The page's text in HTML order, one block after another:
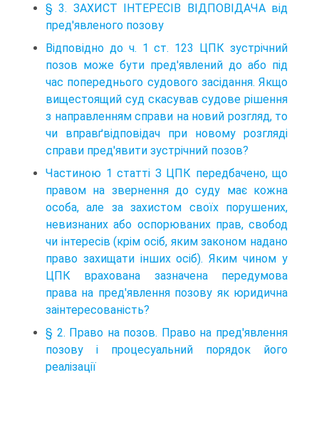
§ 3. ЗАХИСТ ІНТЕРЕСІВ ВІДПОВІДАЧА від
пред'явленого позову
Відповідно до ч. 1 ст. 123 ЦПК зустрічний
позов може бути пред'явлений до або під
час попереднього судового засідання. Якщо
вищестоящий суд скасував судове рішення
з направленням справи на новий розгляд, то
чи вправґвідповідач при новому розгляді
справи пред'явити зустрічний позов?
Частиною 1 статті З ЦПК передбачено, що
правом на звернення до суду має кожна
особа, але за захистом своїх порушених,
невизнаних або оспорюваних прав, свобод
чи інтересів (крім осіб, яким законом надано
право захищати інших осіб). Яким чином у
ЦПК врахована зазначена передумова
права на пред'явлення позову як юридична
заінтересованість?
§ 2. Право на позов. Право на пред'явлення
позову і процесуальний порядок його
реалізації